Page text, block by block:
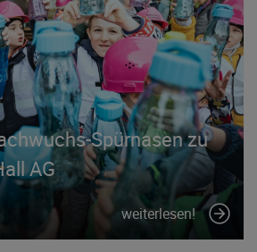
Spürnasen zu
AG
weiterlesen!